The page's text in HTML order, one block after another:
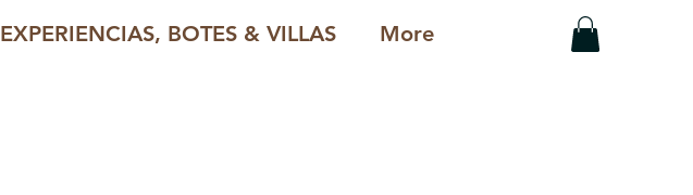
EXPERIENCIAS, BOTES & VILLAS More